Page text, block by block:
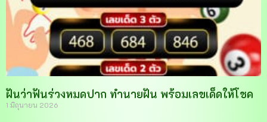
ฝันว่าฟันร่วงหมดปาก ทำนายฝัน พร้อมเลขเด็ดให้โชค
1 มิถุนายน 2026